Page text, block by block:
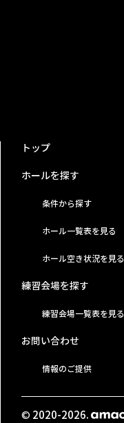
トップ
ホールを探す
条件から探す
ホール一覧表を見る
ホール空き状況を見る
練習会場を探す
練習会場一覧表を見る
お問い合わせ
情報のご提供
© 2020-2026.